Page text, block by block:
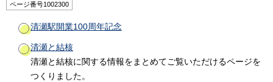
ページ番号1002300
清瀬駅開業100周年記念
清瀬と結核
清瀬と結核に関する情報をまとめてご覧いただけるページを
つくりました。